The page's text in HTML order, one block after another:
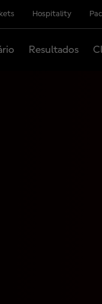
Hospitality
Resultados